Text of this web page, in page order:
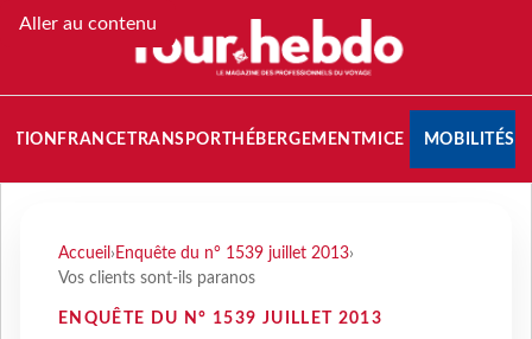
Aller au contenu
FRANCETRANSPORT HÉBERGEMENTMICE MOBILITÉS
Accueil › Enquête du n° 1539 juillet 2013›
Vos clients sont-ils paranos
ENQUÊTE DU N° 1539 JUILLET 2013